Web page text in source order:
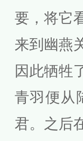
要，将它
来到幽燕
因此牺牲
青羽便从
君。之后